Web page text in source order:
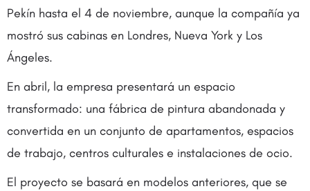
Pekín hasta el 4 de noviembre, aunque la compañía ya
mostró sus cabinas en Londres, Nueva York y Los
Ángeles.
En abril, la empresa presentará un espacio
transformado: una fábrica de pintura abandonada y
convertida en un conjunto de apartamentos, espacios
de trabajo, centros culturales e instalaciones de ocio.
El proyecto se basará en modelos anteriores, que se